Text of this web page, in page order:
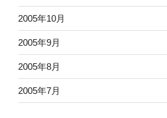
2005年10月
2005年9月
2005年8月
2005年7月